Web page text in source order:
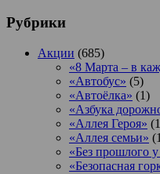
Рубрики
Акции (685)
«8 Марта – в
«Автобус» (5)
«Автоёлка» (1)
«Азбука
«Аллея Героя»
«Аллея семьи»
«Без прошлого
«Безопасная